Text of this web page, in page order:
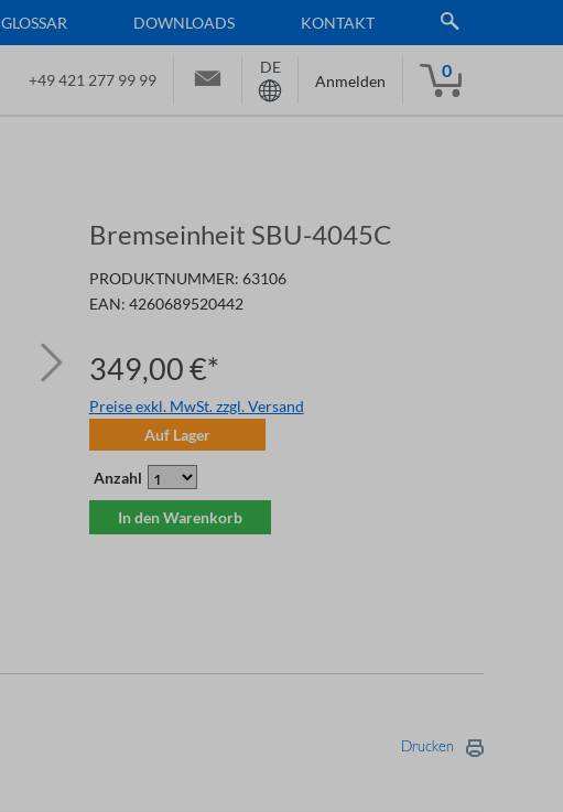
GLOSSAR DOWNLOADS KONTAKT
+49 421 277 99 99
DE
Anmelden
0
Bremseinheit SBU-4045C
PRODUKTNUMMER: 63106
EAN: 4260689520442
349,00 €*
Preise exkl. MwSt. zzgl. Versand
Auf Lager
Anzahl
In den Warenkorb
Drucken